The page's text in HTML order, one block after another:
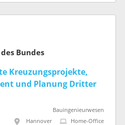
Bundes
Kreuzungsprojekte,
und Planung Dritter
Bauingenieurwesen
Hannover
Home-Office